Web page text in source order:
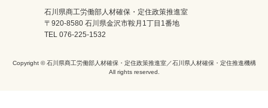
石川県商工労働部人材確保・定住政策推進室
〒920-8580 石川県金沢市鞍月1丁目1番地
TEL 076-225-1532
Copyright © 石川県商工労働部人材確保・定住政策推進室／石川県人材確保・定住推進機構
All rights reserved.